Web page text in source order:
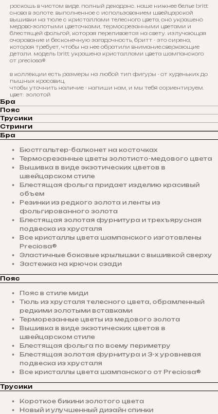
роскошь в чистом виде. полный декаданс. наше нижнее белье britt
снова в золоте. выполненное с использованием швейцарской
вышивки на тюле с кристаллами телесного цвета, оно украшено
медово-золотыми цветочками, термосрезанными цветами и
блестящей фольгой, которая переливается на свету. излучающая
очарование и бесконечную загадочность, бритт - это сирена,
которая требует, чтобы на нее обратили внимание.сверкающие
детали. модель britt украшена кристаллами цвета шампанского
от preciosa®
в коллекции есть размеры на любой тип фигуры - от худеньких до
пышных красавиц.
чтобы уточнить наличие - напиши нам, и мы тебя сориентируем.
цвет: золотой
Бра
Пояс
Трусики
Стринги
Бра
Бюстгальтер-балконет на косточках
Термосрезанные цветы золотисто-медового цвета
Вышивка в виде экзотических цветов в
швейцарском стиле
Блестящая фольга придает изделию красивый
объем
Резинки из редкого золота и ленты из
фольгированного золота
Блестящая золотая фурнитура и трехъярусная
подвеска из хрусталя
Все кристаллы цвета шампанского изготовлены
Preciosa®
Эластичные боковые крылышки с вышивкой сверху
Застежка на крючок сзади
Пояс
Пояс в стиле миди
Тюль из хрусталя телесного цвета, обрамленный
редкими золотыми вставками
Терморезанные цветы из медового золота
Вышивка в виде экзотических цветов в
швейцарском стиле
Блестящая фольга по всему периметру
Блестящая золотая фурнитура и 3-х уровневая
подвеска из хрусталя
Все кристаллы цвета шампанского от Preciosa®
Трусики
Короткое бикини золотого цвета
Новый и улучшенный дизайн спинки